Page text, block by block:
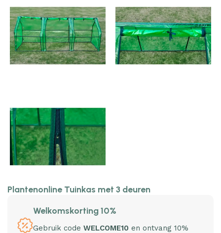
Plantenonline Tuinkas met 3 deuren
Welkomskorting 10%
Gebruik code WELCOME10 en ontvang 10%